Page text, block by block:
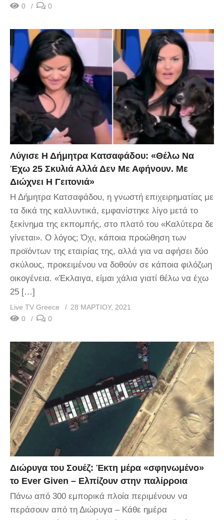
0
0
Λύγισε Η Δήμητρα Κατσαφάδου: «Θέλω Να
Έχω 25 Σκυλιά Αλλά Δεν Με Αφήνουν. Με
Διώχνει Η Γειτονιά»
Η Δήμητρα Κατσαφάδου, η γνωστή επιχειρηματίας με
τα δικά της καλλυντικά, εμφανίστηκε λίγο μετά το
ξεκίνημα της εκπομπής, στο πλατό του «Καλύτερα δε
γίνεται». Ο λόγος; Όχι, κάποια προώθηση των
προϊόντων της εταιρίας της, αλλά για να αφήσει δύο
σκύλους, προκειμένου να δοθούν σε κάποια φιλόζωη
οικογένεια. «Έκλαιγα, είμαι χάλια γιατί θέλω να έχω
25 […]
Live TV Greece
28 ΜΑΡΤΊΟΥ, 2021
0
0
Διώρυγα του Σουέζ: Έκτη μέρα «σφηνωμένο»
το Ever Given – Ελπίζουν στην παλίρροια
Πάνω από 300 εμπορικά πλοία περιμένουν να
περάσουν από τη Διώρυγα – Κάθε ημέρα